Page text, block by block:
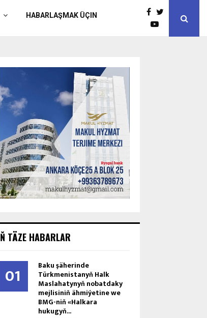
HABARLAŞMAK ÜÇIN
TÄZE HABARLAR
01 Baku şäherinde
Türkmenistanyň Halk
Maslahatynyň nobatdaky
mejlisiniň ähmiýetine we
BMG-niň «Halkara
hukugyň...